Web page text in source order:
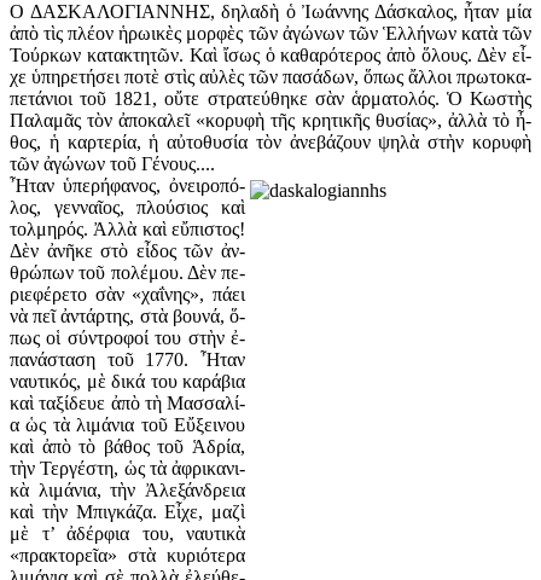
Ο ΔΑΣΚΑΛΟΓΙΑΝΝΗΣ, δη­λα­δὴ ὁ Ἰ­ω­άν­νης Δά­σκα­λος, ἦ­ταν μί­α
ἀ­πὸ τὶς πλέ­ον ἡ­ρω­ι­κὲς μορ­φὲς τῶν ἀ­γώ­νων τῶν Ἑλ­λή­νων κα­τὰ τῶν
Τούρ­κων κα­τα­κτη­τῶν. Καὶ ἴ­σως ὁ κα­θα­ρό­τε­ρος ἀ­πὸ ὅ­λους. Δὲν εἶ­
χε ὑ­πη­ρε­τή­σει πο­τὲ στὶς αὐ­λὲς τῶν πα­σά­δων, ὅ­πως ἄλ­λοι πρω­το­κα­
πε­τά­νιοι τοῦ 1821, οὔ­τε στρα­τεύ­θη­κε σὰν ἁρ­μα­το­λός. Ὁ Κω­στὴς
Πα­λα­μᾶς τὸν ἀ­πο­κα­λεῖ «κο­ρυ­φὴ τῆς κρη­τι­κῆς θυ­σί­ας», ἀλ­λὰ τὸ ἦ­
θος, ἡ καρ­τε­ρί­α, ἡ αὐ­το­θυ­σί­α τὸν ἀ­νε­βά­ζουν ψη­λὰ στὴν κο­ρυ­φὴ
τῶν ἀ­γώ­νων τοῦ Γέ­νους....
Ἦ­ταν ὑ­πε­ρή­φα­νος, ὀ­νει­ρο­πό­
λος, γεν­ναῖ­ος, πλού­σιος καὶ
τολ­μη­ρός. Ἀλ­λὰ καὶ εὔ­πι­στος!
Δὲν ἀ­νῆ­κε στὸ εἶ­δος τῶν ἀν­
θρώ­πων τοῦ πο­λέ­μου. Δὲν πε­
ρι­ε­φέ­ρε­το σὰν «χα­ΐ­νης», πά­ει
νὰ πεῖ ἀν­τάρ­της, στὰ βου­νά, ὅ­
πως οἱ σύν­τρο­φοί του στὴν ἐ­
πα­νά­στα­ση τοῦ 1770. Ἦ­ταν
ναυ­τι­κός, μὲ δι­κά του κα­ρά­βια
καὶ τα­ξί­δευ­ε ἀ­πὸ τὴ Μασ­σα­λί­
α ὡς τὰ λι­μά­νια τοῦ Εὔ­ξει­νου
καὶ ἀ­πὸ τὸ βά­θος τοῦ Ἁ­δρί­α,
τὴν Τερ­γέ­στη, ὡς τὰ ἀ­φρι­κα­νι­
κὰ λι­μά­νια, τὴν Ἀ­λε­ξάν­δρεια
καὶ τὴν Μπιγ­κά­ζα. Εἶ­χε, μα­ζὶ
μὲ τ’ ἀ­δέρ­φια του, ναυ­τι­κὰ
«πρα­κτο­ρεῖ­α» στὰ κυ­ρι­ό­τε­ρα